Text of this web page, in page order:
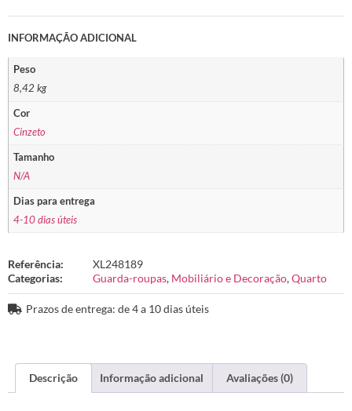
INFORMAÇÃO ADICIONAL
Peso
8,42 kg
Cor
Cinzeto
Tamanho
N/A
Dias para entrega
4-10 dias úteis
Referência:
XL248189
Categorias:
Guarda-roupas, Mobiliário e Decoração,Quarto
Prazos de entrega: de 4 a 10 dias úteis
Descrição Informação adicional Avaliações (0)